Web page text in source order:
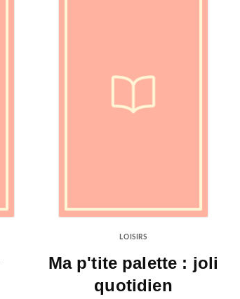
LOISIRS
Ma p'tite palette : joli
quotidien